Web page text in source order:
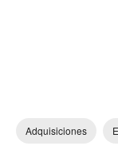
Adquisiciones